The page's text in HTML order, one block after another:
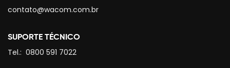
contato@wacom.com.br
SUPORTE TÉCNICO
Tel.: 0800 591 7022